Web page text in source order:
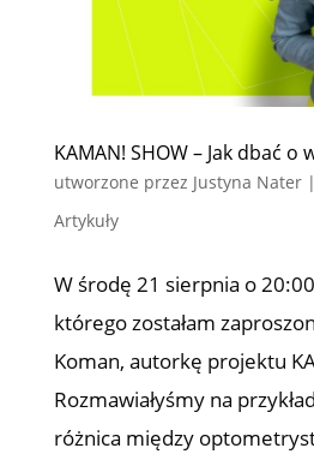
KAMAN! SHOW – Jak dbać o
utworzone przez Justyna Nater|
Artykuły
W środę 21 sierpnia o
którego zostałam
Koman, autorkę projektu
Rozmawiałyśmy na
różnica między